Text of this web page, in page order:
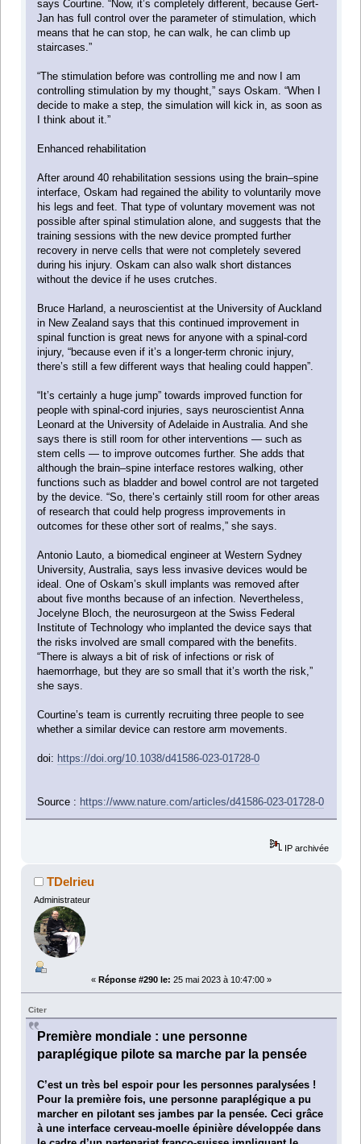
says Courtine. “Now, it’s completely different, because Gert-
Jan has full control over the parameter of stimulation, which
means that he can stop, he can walk, he can climb up
staircases.”
“The stimulation before was controlling me and now I am
controlling stimulation by my thought,” says Oskam. “When I
decide to make a step, the simulation will kick in, as soon as
I think about it.”
Enhanced rehabilitation
After around 40 rehabilitation sessions using the brain–spine
interface, Oskam had regained the ability to voluntarily move
his legs and feet. That type of voluntary movement was not
possible after spinal stimulation alone, and suggests that the
training sessions with the new device prompted further
recovery in nerve cells that were not completely severed
during his injury. Oskam can also walk short distances
without the device if he uses crutches.
Bruce Harland, a neuroscientist at the University of Auckland
in New Zealand says that this continued improvement in
spinal function is great news for anyone with a spinal-cord
injury, “because even if it’s a longer-term chronic injury,
there’s still a few different ways that healing could happen”.
“It’s certainly a huge jump” towards improved function for
people with spinal-cord injuries, says neuroscientist Anna
Leonard at the University of Adelaide in Australia. And she
says there is still room for other interventions — such as
stem cells — to improve outcomes further. She adds that
although the brain–spine interface restores walking, other
functions such as bladder and bowel control are not targeted
by the device. “So, there’s certainly still room for other areas
of research that could help progress improvements in
outcomes for these other sort of realms,” she says.
Antonio Lauto, a biomedical engineer at Western Sydney
University, Australia, says less invasive devices would be
ideal. One of Oskam’s skull implants was removed after
about five months because of an infection. Nevertheless,
Jocelyne Bloch, the neurosurgeon at the Swiss Federal
Institute of Technology who implanted the device says that
the risks involved are small compared with the benefits.
“There is always a bit of risk of infections or risk of
haemorrhage, but they are so small that it’s worth the risk,”
she says.
Courtine’s team is currently recruiting three people to see
whether a similar device can restore arm movements.
doi: https://doi.org/10.1038/d41586-023-01728-0
Source : https://www.nature.com/articles/d41586-023-01728-0
IP archivée
TDelrieu
Administrateur
« Réponse #290 le: 25 mai 2023 à 10:47:00 »
Citer
Première mondiale : une personne
paraplégique pilote sa marche par la pensée
C’est un très bel espoir pour les personnes paralysées !
Pour la première fois, une personne paraplégique a pu
marcher en pilotant ses jambes par la pensée. Ceci grâce
à une interface cerveau-moelle épinière développée dans